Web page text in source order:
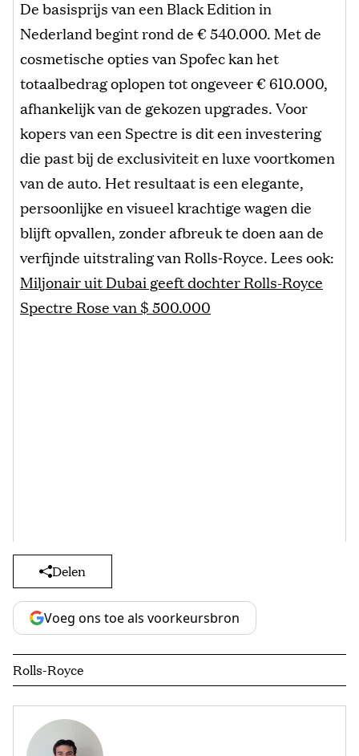
De basisprijs van een Black Edition in
Nederland begint rond de € 540.000. Met de
cosmetische opties van Spofec kan het
totaalbedrag oplopen tot ongeveer € 610.000,
afhankelijk van de gekozen upgrades. Voor
kopers van een Spectre is dit een investering
die past bij de exclusiviteit en luxe voortkomen
van de auto. Het resultaat is een elegante,
persoonlijke en visueel krachtige wagen die
blijft opvallen, zonder afbreuk te doen aan de
verfijnde uitstraling van Rolls‑Royce. Lees ook:
Miljonair uit Dubai geeft dochter Rolls-Royce
Spectre Rose van $ 500.000
Delen
Voeg ons toe als voorkeursbron
Rolls-Royce